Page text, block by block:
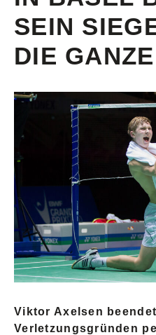
SEIN
DIE
Viktor Axelsen
Verletzungsgründen